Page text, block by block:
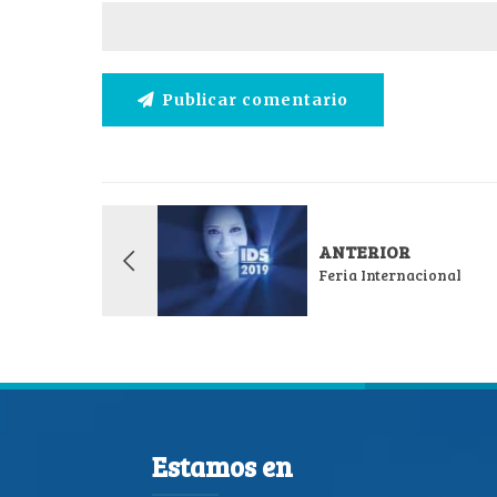
Publicar comentario
ANTERIOR
Feria Internacional
Estamos en